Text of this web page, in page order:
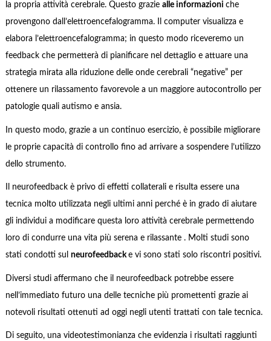
la propria attività cerebrale. Questo grazie alle informazioni che
provengono dall’elettroencefalogramma. Il computer visualizza e
elabora l’elettroencefalogramma; in questo modo riceveremo un
feedback che permetterà di pianificare nel dettaglio e attuare una
strategia mirata alla riduzione delle onde cerebrali “negative” per
ottenere un rilassamento favorevole a un maggiore autocontrollo per
patologie quali autismo e ansia.
In questo modo, grazie a un continuo esercizio, è possibile migliorare
le proprie capacità di controllo fino ad arrivare a sospendere l’utilizzo
dello strumento.
Il neurofeedback è privo di effetti collaterali e risulta essere una
tecnica molto utilizzata negli ultimi anni perché è in grado di aiutare
gli individui a modificare questa loro attività cerebrale permettendo
loro di condurre una vita più serena e rilassante . Molti studi sono
stati condotti sul neurofeedbacke vi sono stati solo riscontri positivi.
Diversi studi affermano che il neurofeedback potrebbe essere
nell’immediato futuro una delle tecniche più promettenti grazie ai
notevoli risultati ottenuti ad oggi negli utenti trattati con tale tecnica.
Di seguito, una videotestimonianza che evidenzia i risultati raggiunti